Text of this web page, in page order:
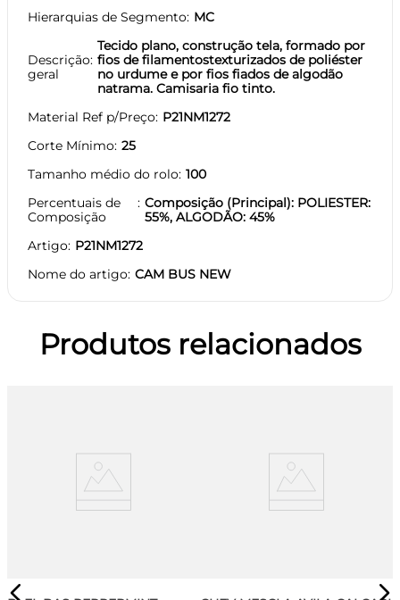
Hierarquias de Segmento MC
Descrição
geral
Tecido plano, construção tela, formado por
fios de filamentostexturizados de poliéster
no urdume e por fios fiados de algodão
natrama. Camisaria fio tinto.
Material Ref p/Preço P21NM1272
Corte Mínimo 25
Tamanho médio do rolo 100
Percentuais de
Composição
Composição (Principal): POLIESTER:
55%, ALGODÃO: 45%
Artigo P21NM1272
Nome do artigo CAM BUS NEW
Produtos relacionados